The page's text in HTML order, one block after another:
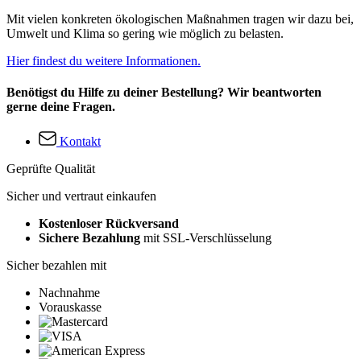
Mit vielen konkreten ökologischen Maßnahmen tragen wir dazu bei,
Umwelt und Klima so gering wie möglich zu belasten.
Hier findest du weitere Informationen.
Benötigst du Hilfe zu deiner Bestellung? Wir beantworten
gerne deine Fragen.
Kontakt
Geprüfte Qualität
Sicher und vertraut einkaufen
Kostenloser Rückversand
Sichere Bezahlung mit SSL-Verschlüsselung
Sicher bezahlen mit
Nachnahme
Vorauskasse